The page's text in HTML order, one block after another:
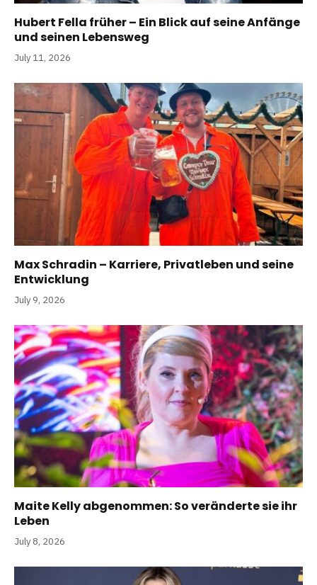
Hubert Fella früher – Ein Blick auf seine Anfänge
und seinen Lebensweg
July 11, 2026
Max Schradin – Karriere, Privatleben und seine
Entwicklung
July 9, 2026
Maite Kelly abgenommen: So veränderte sie ihr
Leben
July 8, 2026